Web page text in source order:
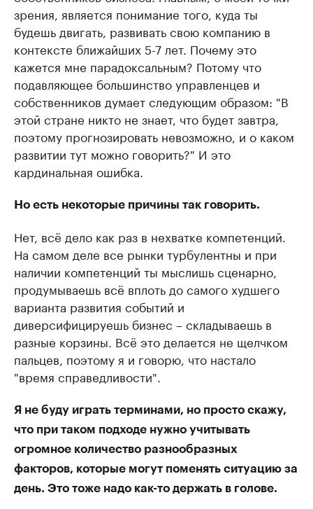
зрения, является понимание того, куда ты
будешь двигать, развивать свою компанию в
контексте ближайших 5-7 лет. Почему это
кажется мне парадоксальным? Потому что
подавляющее большинство управленцев и
собственников думает следующим образом: "В
этой стране никто не знает, что будет завтра,
поэтому прогнозировать невозможно, и о каком
развитии тут можно говорить?" И это
кардинальная ошибка.
Но есть некоторые причины так говорить.
Нет, всё дело как раз в нехватке компетенций.
На самом деле все рынки турбулентны и при
наличии компетенций ты мыслишь сценарно,
продумываешь всё вплоть до самого худшего
варианта развития событий и
диверсифицируешь бизнес – складываешь в
разные корзины. Всё это делается не щелчком
пальцев, поэтому я и говорю, что настало
"время справедливости".
Я не буду играть терминами, но просто скажу,
что при таком подходе нужно учитывать
огромное количество разнообразных
факторов, которые могут поменять ситуацию за
день. Это тоже надо как-то держать в голове.